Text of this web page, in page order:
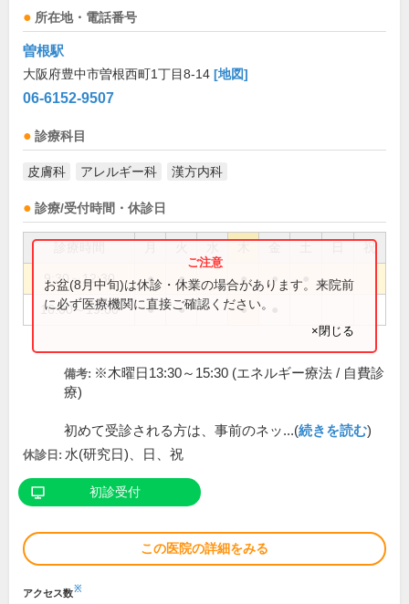
所在地・電話番号
曽根駅
大阪府豊中市曽根西町1丁目8-14 [地図]
06-6152-9507
診療科目
皮膚科 アレルギー科 漢方内科
診療/受付時間・休診日
祝
9:30～12:30 ● ● ● ●
16:00～19:00 ● ● ●
お盆(8月中旬)は休診・休業の場合があります。来院前
に必ず医療機関に直接ご確認ください。
×閉じる
備考: ※木曜日13:30～15:30 (エネルギー療法 / 自費診
療)
初めて受診される方は、事前のネッ...(続きを読む)
休診日: 水(研究日)、日、祝
初診受付
この医院の詳細をみる
アクセス数※